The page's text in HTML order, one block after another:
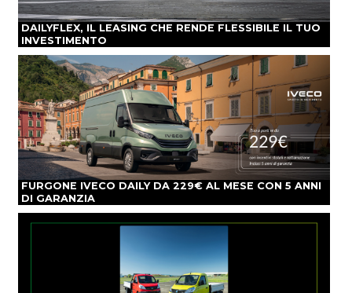
DAILYFLEX, IL LEASING CHE RENDE FLESSIBILE IL TUO
INVESTIMENTO
FURGONE IVECO DAILY DA 229€ AL MESE CON 5 ANNI
DI GARANZIA